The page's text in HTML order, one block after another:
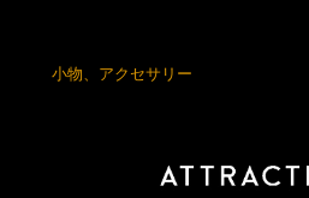
小物、アクセサリー